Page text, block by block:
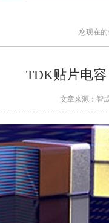
您现在的
TDK贴片电容
文章来源：智